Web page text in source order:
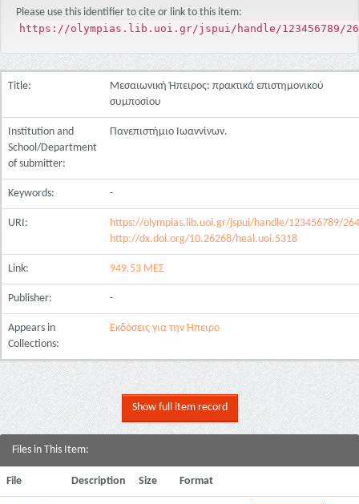
Please use this identifier to cite or link to this item:
https://olympias.lib.uoi.gr/jspui/handle/123456789/
Title:
Μεσαιωνική Ήπειρος: πρακτικά επιστημονικού
συμποσίου
Institution and
School/Department
of submitter:
Πανεπιστήμιο Ιωαννίνων.
Keywords: -
URI:
https://olympias.lib.uoi.gr/jspui/handle/123456789/
http://dx.doi.org/10.26268/heal.uoi.5318
Link: 949.53 ΜΕΣ
Publisher: -
Appears in
Collections:
Εκδόσεις για την Ήπειρο
Show full item record
Files in This Item:
File Description Size Format